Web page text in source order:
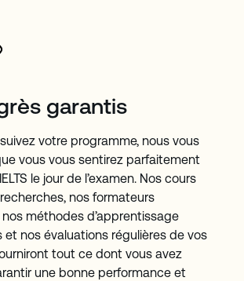
garantis
votre programme, nous vous
vous vous sentirez parfaitement
le jour de l’examen. Nos cours
nos formateurs
méthodes d’apprentissage
et nos évaluations régulières de vos
tout ce dont vous avez
une bonne performance et